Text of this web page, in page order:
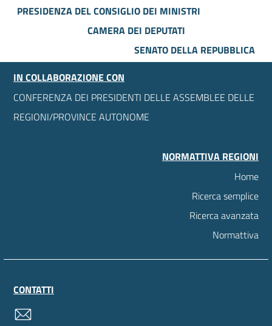
PRESIDENZA DEL CONSIGLIO DEI MINISTRI
CAMERA DEI DEPUTATI
SENATO DELLA REPUBBLICA
IN COLLABORAZIONE CON
CONFERENZA DEI PRESIDENTI DELLE ASSEMBLEE DELLE
REGIONI/PROVINCE AUTONOME
NORMATTIVA REGIONI
Home
Ricerca semplice
Ricerca avanzata
Normattiva
CONTATTI